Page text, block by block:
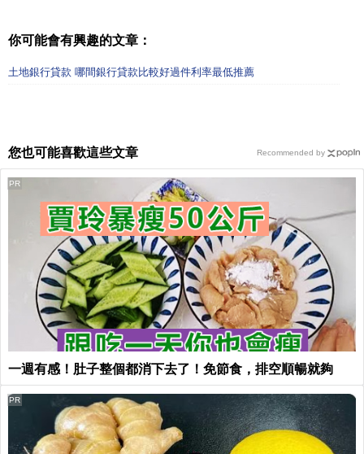
你可能會有興趣的文章：
土地銀行貸款 哪間銀行貸款比較好過件利率最低推薦
您也可能喜歡這些文章
一週有感！肚子整個都消下去了！免節食，排空順暢就夠
PR
PR
Recommended by